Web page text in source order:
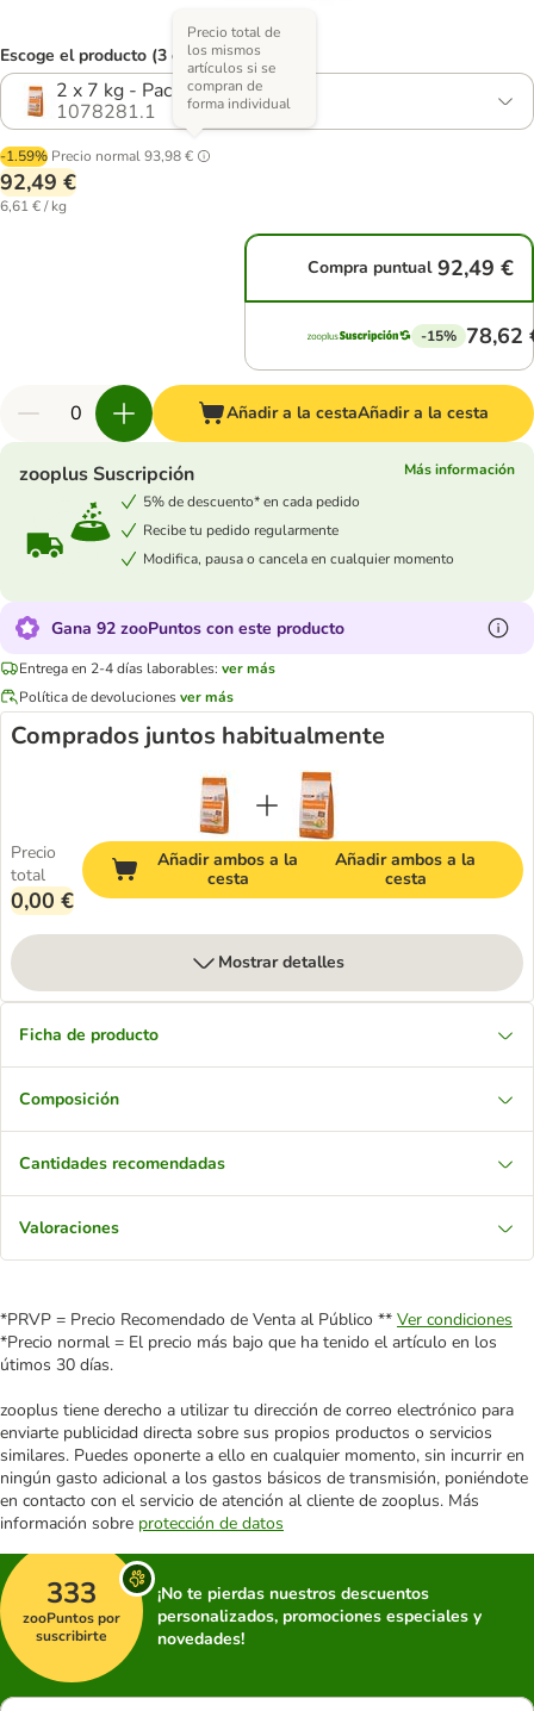
Escoge el producto (3 opciones)
2 x 7 kg - Pack Ahorro
1078281.1
-1.59% Precio normal93,98 €
Precio total de
los mismos
artículos si se
compran de
forma individual
92,49 €
6,61 € / kg
Compra puntual 92,49 €
-15% 78,62
Añadir a la cestaAñadir a la cesta
zooplus Suscripción
Más información
5% de descuento* en cada pedido
Recibe tu pedido regularmente
Modifica, pausa o cancela en cualquier momento
Gana 92 zooPuntos con este producto
Entrega en 2-4 días laborables: ver más
Política de devolucionesver más
Comprados juntos habitualmente
Precio
total
0,00 €
Añadir ambos a la
cesta
Añadir ambos a la
cesta
Mostrar detalles
Ficha de producto
Composición
Cantidades recomendadas
Valoraciones
*PRVP = Precio Recomendado de Venta al Público ** Ver condiciones
*Precio normal = El precio más bajo que ha tenido el artículo en los
útimos 30 días.
zooplus tiene derecho a utilizar tu dirección de correo electrónico para
enviarte publicidad directa sobre sus propios productos o servicios
similares. Puedes oponerte a ello en cualquier momento, sin incurrir en
ningún gasto adicional a los gastos básicos de transmisión, poniéndote
en contacto con el servicio de atención al cliente de zooplus. Más
información sobre protección de datos
333
zooPuntos por
suscribirte
¡No te pierdas nuestros descuentos
personalizados, promociones especiales y
novedades!